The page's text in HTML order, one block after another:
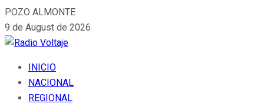
POZO ALMONTE
9 de August de 2026
INICIO
NACIONAL
REGIONAL